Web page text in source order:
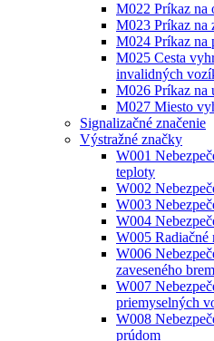
M022 Príkaz na
M023 Príkaz na
M024 Príkaz na
M025 Cesta
invalidných
M026 Príkaz na
M027 Miesto
Signalizačné značenie
Výstražné značky
W001
teploty
W002
W003
W004
W005 Radiačné
W006
zaveseného
W007
priemyselných
W008
prúdom